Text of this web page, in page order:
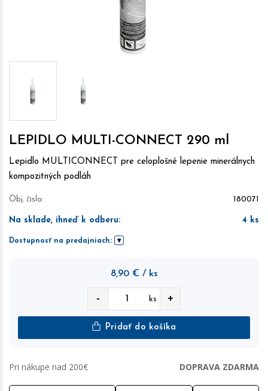
LEPIDLO MULTI-CONNECT 290 ml
Lepidlo MULTICONNECT pre celoplošné lepenie minerálnych
kompozitných podláh
Obj. čislo: 180071
Na sklade, ihneď k odberu: 4 ks
Dostupnosť na predajniach:
8,90 € / ks
- ks +
Pridať do košíka
Pri nákupe nad 200€ DOPRAVA ZDARMA